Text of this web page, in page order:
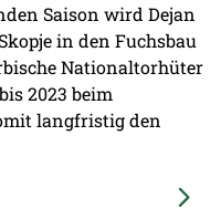
Saison wird Dejan
in den Fuchsbau
Nationaltorhüter
2023 beim
langfristig den